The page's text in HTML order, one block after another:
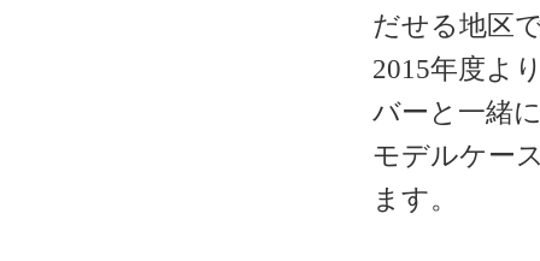
だせる地区
2015年度よ
バーと一緒
モデルケー
ます。